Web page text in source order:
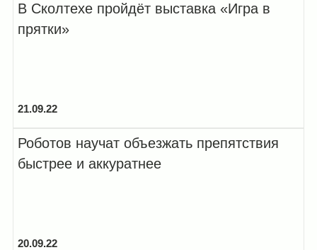
В Сколтехе пройдёт выставка «Игра в
прятки»
21.09.22
Роботов научат объезжать препятствия
быстрее и аккуратнее
20.09.22